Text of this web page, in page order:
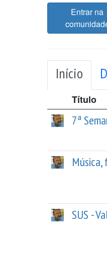
Entrar na
Início
Título
7ª
SUS -